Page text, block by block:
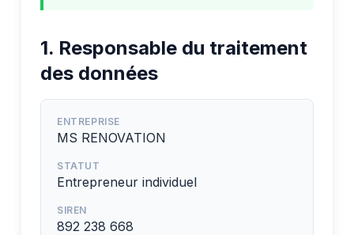
1. Responsable du traitement
des données
ENTREPRISE
MS RENOVATION
STATUT
Entrepreneur individuel
SIREN
892 238 668